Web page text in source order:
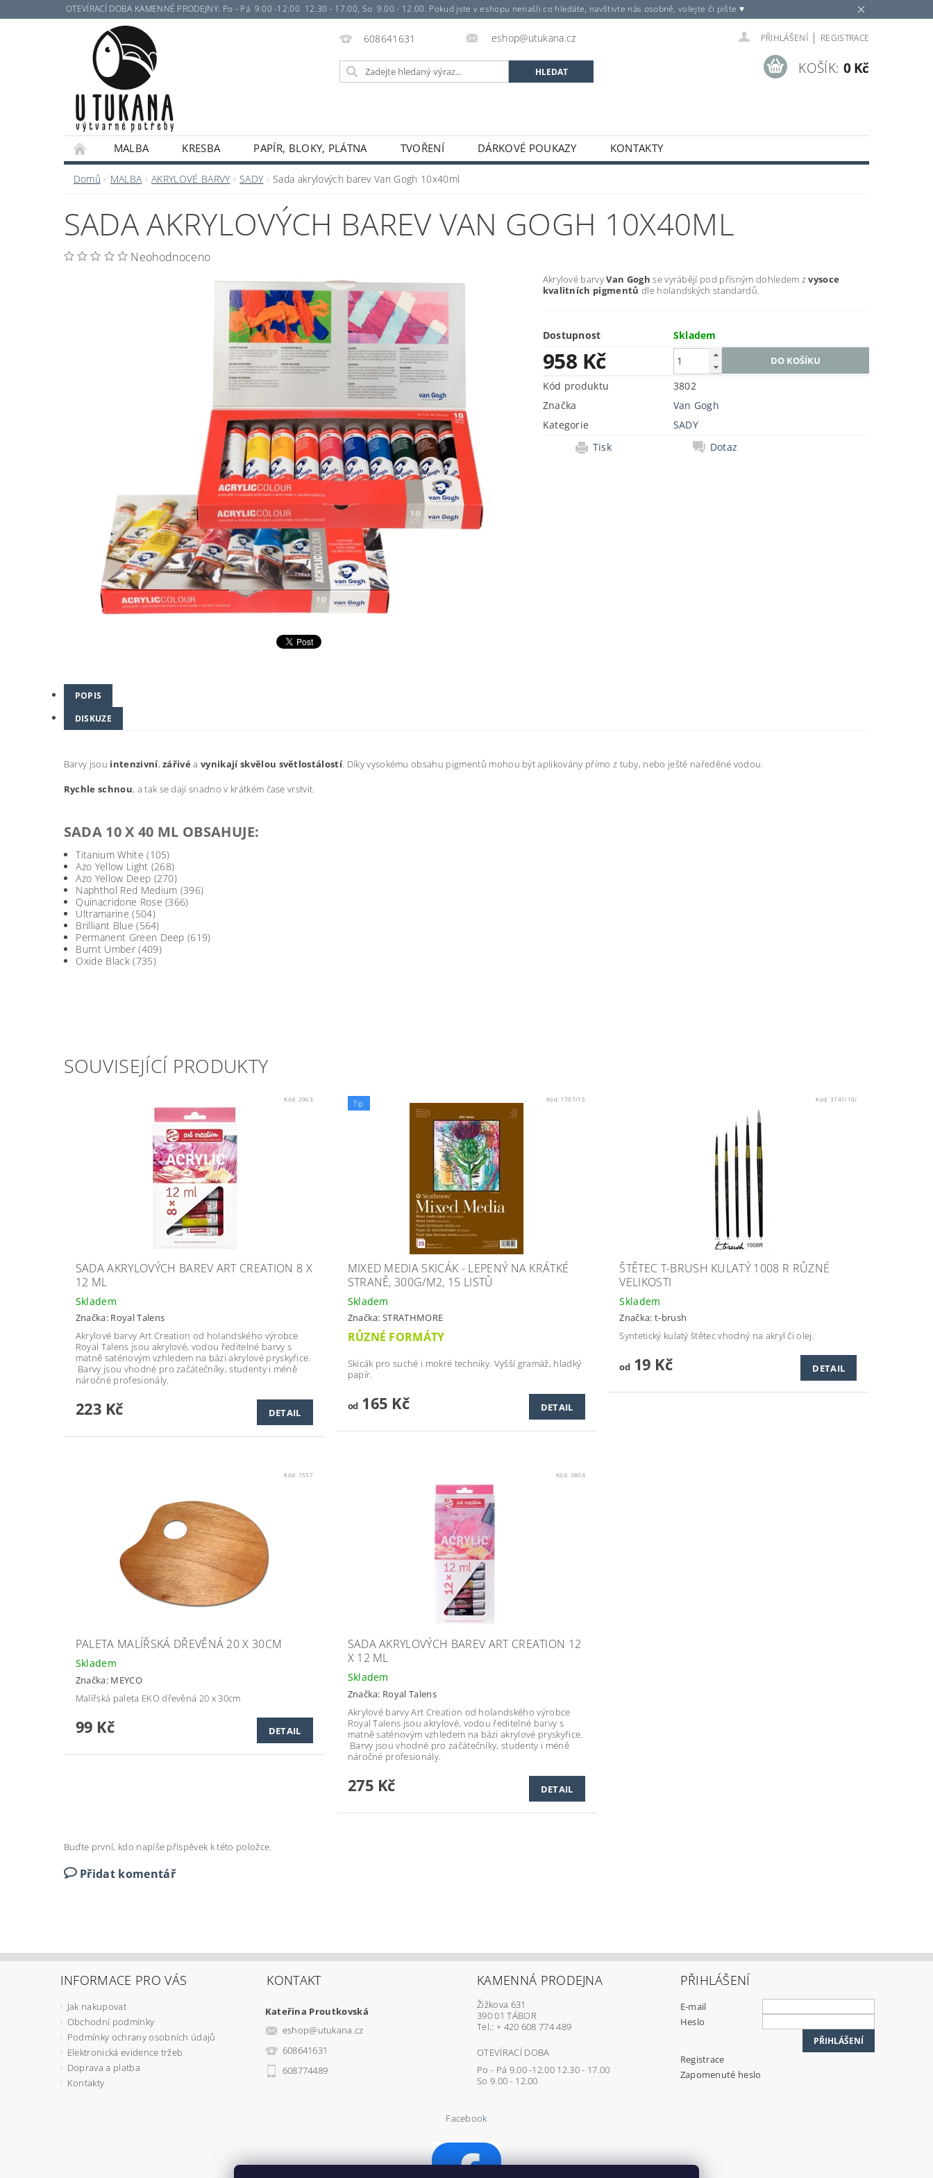
OTEVÍRACÍ DOBA KAMENNÉ PRODEJNY: Po - Pá 9.00 -12.00 12.30 - 17.00, So 9.00 - 12.00. Pokud jste v eshopu nenašli co hledáte, navštivte nás osobně, volejte či pište ♥
608641631 eshop@utukana.cz PŘIHLÁŠENÍ | REGISTRACE
KOŠÍK: 0 Kč
MALBA KRESBA PAPÍR, BLOKY, PLÁTNA TVOŘENÍ DÁRKOVÉ POUKAZY KONTAKTY
Domů MALBA AKRYLOVÉ BARVY SADY Sada akrylových barev Van Gogh 10x40ml
SADA AKRYLOVÝCH BAREV VAN GOGH 10X40ML
Neohodnoceno
Akrylové barvyVan Gogh se vyrábějí pod přísným dohledem zvysoce
kvalitních pigmentů dle holandských standardů.
Dostupnost Skladem
958 Kč
Kód produktu
3802
Značka
Van Gogh
Kategorie
SADY
Tisk
Dotaz
POPIS
DISKUZE
Barvy jsou intenzivní,zářivé avynikají skvělou světlostálostí. Díky vysokému obsahu pigmentů mohou být aplikovány přímo z tuby, nebo ještě naředěné vodou.
Rychle schnou, a tak se dají snadno v krátkém čase vrstvit.
SADA 10 X 40 ML OBSAHUJE:
Titanium White (105)
Azo Yellow Light (268)
Azo Yellow Deep (270)
Naphthol Red Medium (396)
Quinacridone Rose (366)
Ultramarine (504)
Brilliant Blue (564)
Permanent Green Deep (619)
Burnt Umber (409)
Oxide Black (735)
SOUVISEJÍCÍ PRODUKTY
Kód: 2963
SADA AKRYLOVÝCH BAREV ART CREATION 8 X
12 ML
Skladem
Značka: Royal Talens
Akrylové barvy Art Creation od holandského výrobce
Royal Talens jsou akrylové, vodou ředitelné barvy s
matně saténovým vzhledem na bázi akrylové pryskyřice.
Barvy jsou vhodné pro začátečníky, studenty i méně
náročné profesionály.
223 Kč DETAIL
Tip Kód: 1707/15
MIXED MEDIA SKICÁK - LEPENÝ NA KRÁTKÉ
STRANĚ, 300G/M2, 15 LISTŮ
Skladem
Značka:STRATHMORE
RŮZNÉ FORMÁTY
Skicák pro suché i mokré techniky. Vyšší gramáž, hladký
papír.
od165 Kč DETAIL
Kód:3741/10/
ŠTĚTEC T-BRUSH KULATÝ 1008 R RŮZNÉ
VELIKOSTI
Skladem
Značka: t-brush
Syntetický kulatý štětec vhodný na akryl či olej.
od19 Kč DETAIL
Kód: 1557
PALETA MALÍŘSKÁ DŘEVĚNÁ 20 X 30CM
Skladem
Značka: MEYCO
Malířská paleta EKO dřevěná 20 x 30cm
99 Kč DETAIL
Kód: 3804
SADA AKRYLOVÝCH BAREV ART CREATION 12
X 12 ML
Skladem
Značka: Royal Talens
Akrylové barvy Art Creation od holandského výrobce
Royal Talens jsou akrylové, vodou ředitelné barvy s
matně saténovým vzhledem na bázi akrylové pryskyřice.
Barvy jsou vhodné pro začátečníky, studenty i méně
náročné profesionály.
275 Kč DETAIL
Buďte první, kdo napíše příspěvek k této položce.
Přidat komentář
INFORMACE PRO VÁS
Jak nakupovat
Obchodní podmínky
Podmínky ochrany osobních údajů
Elektronická evidence tržeb
Doprava a platba
Kontakty
KONTAKT
Kateřina Proutkovská
eshop@utukana.cz
608641631
608774489
KAMENNÁ PRODEJNA
Žižkova 631
390 01 TÁBOR
Tel.: + 420 608 774 489
OTEVÍRACÍ DOBA
Po - Pá 9.00 -12.00 12.30 - 17.00
So 9.00 - 12.00
PŘIHLÁŠENÍ
E-mail
Heslo
Registrace
Zapomenuté heslo
Facebook